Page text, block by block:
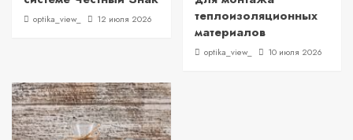
optika_view_ 12 июля 2026
теплоизоляционных
материалов
optika_view_ 10 июля 2026